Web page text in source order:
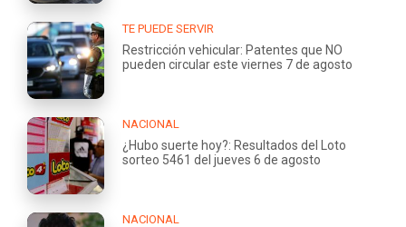
TE PUEDE SERVIR
Restricción vehicular: Patentes que NO
pueden circular este viernes 7 de agosto
NACIONAL
¿Hubo suerte hoy?: Resultados del Loto
sorteo 5461 del jueves 6 de agosto
NACIONAL